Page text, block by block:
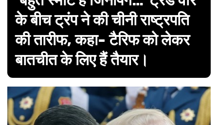
के बीच ट्रंप ने की चीनी राष्ट्रपति
की तारीफ, कहा- टैरिफ को लेकर
बातचीत के लिए हैं तैयार।